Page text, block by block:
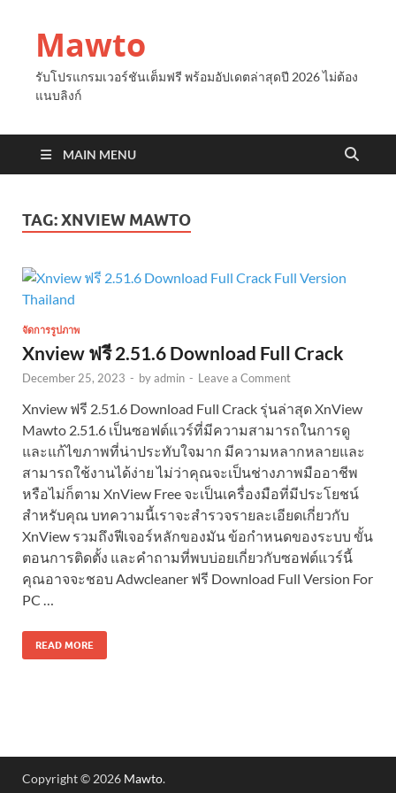
Mawto
รับโปรแกรมเวอร์ชันเต็มฟรี พร้อมอัปเดตล่าสุดปี 2026 ไม่ต้อง
แนบลิงก์
MAIN MENU
TAG:XNVIEW MAWTO
จัดการรูปภาพ
Xnview ฟรี 2.51.6 Download Full Crack
December 25, 2023 - byadmin - Leave a Comment
Xnview ฟรี 2.51.6 Download Full Crack รุ่นล่าสุด XnView
Mawto 2.51.6 เป็นซอฟต์แวร์ที่มีความสามารถในการดู
และแก้ไขภาพที่น่าประทับใจมาก มีความหลากหลายและ
สามารถใช้งานได้ง่าย ไม่ว่าคุณจะเป็นช่างภาพมืออาชีพ
หรือไม่ก็ตาม XnView Free จะเป็นเครื่องมือที่มีประโยชน์
สำหรับคุณ บทความนี้เราจะสำรวจรายละเอียดเกี่ยวกับ
XnView รวมถึงฟีเจอร์หลักของมัน ข้อกำหนดของระบบ ขั้น
ตอนการติดตั้ง และคำถามที่พบบ่อยเกี่ยวกับซอฟต์แวร์นี้
คุณอาจจะชอบ Adwcleaner ฟรี Download Full Version For
PC …
READ MORE
Copyright © 2026 Mawto.